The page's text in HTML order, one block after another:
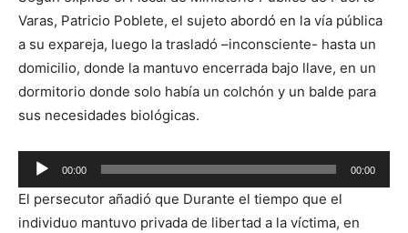
Varas, Patricio Poblete, el sujeto abordó en la vía pública
a su expareja, luego la trasladó –inconsciente- hasta un
domicilio, donde la mantuvo encerrada bajo llave, en un
dormitorio donde solo había un colchón y un balde para
sus necesidades biológicas.
Reproductor
de
audio
00:00 00:00
El persecutor añadió que Durante el tiempo que el
individuo mantuvo privada de libertad a la víctima, en